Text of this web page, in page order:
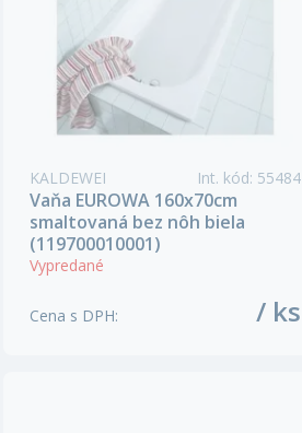
KALDEWEI Int. kód: 55484
Vaňa EUROWA 160x70cm
smaltovaná bez nôh biela
(119700010001)
Vypredané
Cena s DPH: / ks